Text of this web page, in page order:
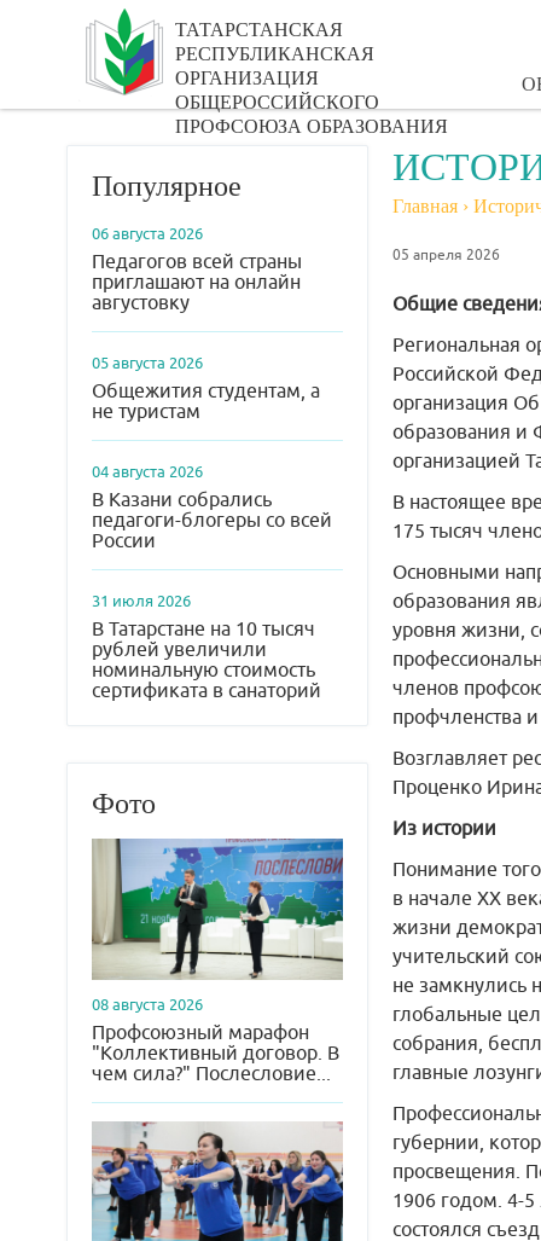
ТАТАРСТАНСКАЯ
РЕСПУБЛИКАНСКАЯ
ОРГАНИЗАЦИЯ
ОБЩЕРОССИЙСКОГО
ПРОФСОЮЗА ОБРАЗОВАНИЯ
Популярное
06 августа 2026
Педагогов всей страны
приглашают на онлайн
августовку
05 августа 2026
Общежития студентам, а
не туристам
04 августа 2026
В Казани собрались
педагоги-блогеры со всей
России
31 июля 2026
В Татарстане на 10 тысяч
рублей увеличили
номинальную стоимость
сертификата в санаторий
Фото
08 августа 2026
Профсоюзный марафон
"Коллективный договор. В
чем сила?" Послесловие...
Главная ›
05 апреля 2026
Общие
Региональная
Российской
организация
образования и
организацией
В настоящее
175 тысяч
Основными
образования
уровня жизни,
членов
профчленства
Возглавляет
Проценко
Из истории
Понимание
в начале XX
жизни
учительский
не замкнулись
глобальные
собрания,
главные
губернии,
просвещения.
1906 годом. 4-5
состоялся